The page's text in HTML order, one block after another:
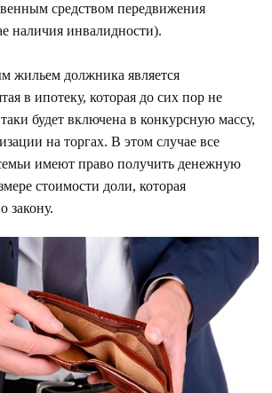
средством передвижения
наличия инвалидности).
жильем должника является
в ипотеку, которая до сих пор не
будет включена в конкурсную массу,
на торгах. В этом случае все
имеют право получить денежную
стоимости доли, которая
закону.